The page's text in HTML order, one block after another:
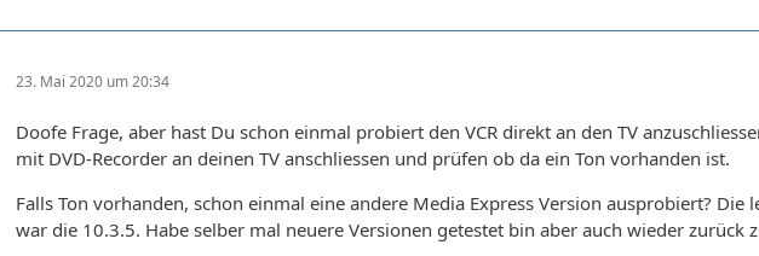
23. Mai 2020 um 20:34
Doofe Frage, aber hast Du schon einmal probiert den VCR direkt an den TV
mit DVD-Recorder an deinen TV anschliessen und prüfen ob da ein Ton vorhanden ist.
Falls Ton vorhanden, schon einmal eine andere Media Express Version ausprobiert?
war die 10.3.5. Habe selber mal neuere Versionen getestet bin aber auch wieder zurück